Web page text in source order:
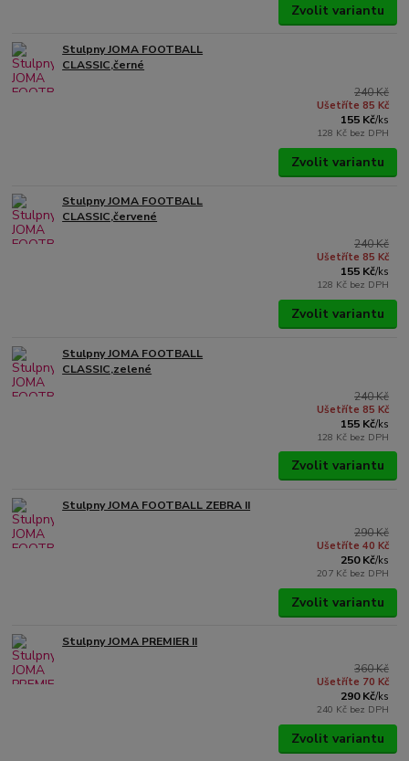
Zvolit variantu
Stulpny JOMA FOOTBALL
CLASSIC,černé
240 Kč
Ušetříte 85 Kč
155 Kč/ks
128 Kč bez DPH
Zvolit variantu
Stulpny JOMA FOOTBALL
CLASSIC,červené
240 Kč
Ušetříte 85 Kč
155 Kč/ks
128 Kč bez DPH
Zvolit variantu
Stulpny JOMA FOOTBALL
CLASSIC,zelené
240 Kč
Ušetříte 85 Kč
155 Kč/ks
128 Kč bez DPH
Zvolit variantu
Stulpny JOMA FOOTBALL ZEBRA II
290 Kč
Ušetříte 40 Kč
250 Kč/ks
207 Kč bez DPH
Zvolit variantu
Stulpny JOMA PREMIER II
360 Kč
Ušetříte 70 Kč
290 Kč/ks
240 Kč bez DPH
Zvolit variantu